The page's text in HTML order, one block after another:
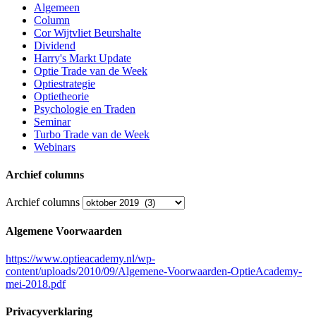
Algemeen
Column
Cor Wijtvliet Beurshalte
Dividend
Harry's Markt Update
Optie Trade van de Week
Optiestrategie
Optietheorie
Psychologie en Traden
Seminar
Turbo Trade van de Week
Webinars
Archief columns
Archief columns
Algemene Voorwaarden
https://www.optieacademy.nl/wp-
content/uploads/2010/09/Algemene-Voorwaarden-OptieAcademy-
mei-2018.pdf
Privacyverklaring